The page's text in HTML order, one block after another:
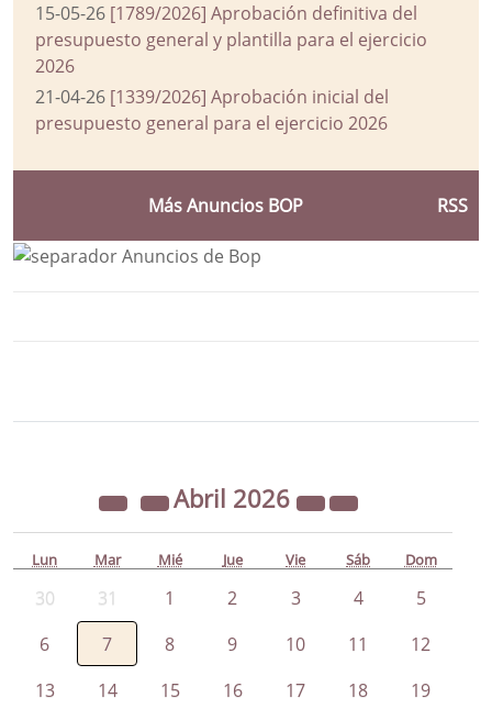
15-05-26 [1789/2026] Aprobación definitiva del
presupuesto general y plantilla para el ejercicio
2026
21-04-26 [1339/2026] Aprobación inicial del
presupuesto general para el ejercicio 2026
Más Anuncios BOP RSS
Abril 2026
Lun Mar Mié Jue Vie Sáb Dom
30 31 1 2 3 4
5
6
7 8 9 10 11
12
13
14 15 16 17 18 19